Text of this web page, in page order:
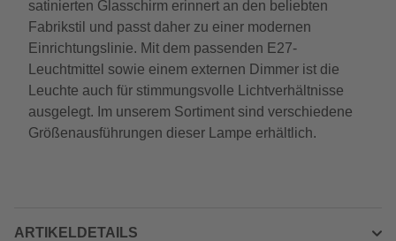
satinierten Glasschirm erinnert an den beliebten
Fabrikstil und passt daher zu einer modernen
Einrichtungslinie. Mit dem passenden E27-
Leuchtmittel sowie einem externen Dimmer ist die
Leuchte auch für stimmungsvolle Lichtverhältnisse
ausgelegt. Im unserem Sortiment sind verschiedene
Größenausführungen dieser Lampe erhältlich.
ARTIKELDETAILS